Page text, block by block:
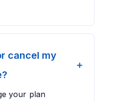
cancel my
your plan